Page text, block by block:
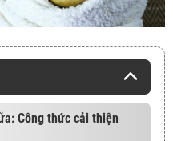
Công thức cải thiện